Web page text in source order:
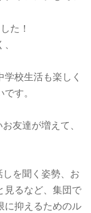
た！
校生活も楽しく
す。
友達が増えて、
しを聞く姿勢、お
見るなど、集団で
に抑えるためのル